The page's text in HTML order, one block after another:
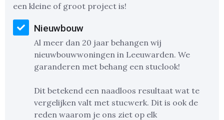
een kleine of groot project is!
Nieuwbouw
Al meer dan 20 jaar behangen wij
nieuwbouwwoningen in Leeuwarden. We
garanderen met behang een stuclook!
Dit betekend een naadloos resultaat wat te
vergelijken valt met stucwerk. Dit is ook de
reden waarom je ons ziet op elk